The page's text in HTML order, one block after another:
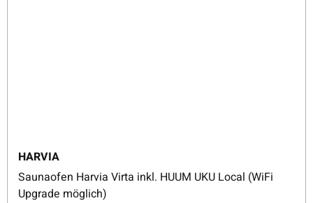
HARVIA
Saunaofen Harvia Virta inkl. HUUM UKU Local (WiFi
Upgrade möglich)